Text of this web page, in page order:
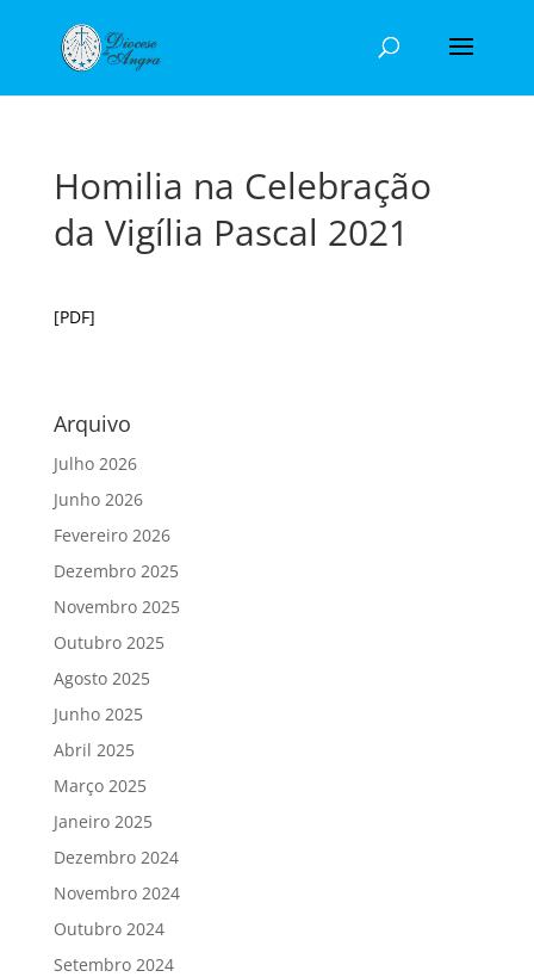
Homilia na Celebração
da Vigília Pascal 2021
[PDF]
Arquivo
Julho 2026
Junho 2026
Fevereiro 2026
Dezembro 2025
Novembro 2025
Outubro 2025
Agosto 2025
Junho 2025
Abril 2025
Março 2025
Janeiro 2025
Dezembro 2024
Novembro 2024
Outubro 2024
Setembro 2024